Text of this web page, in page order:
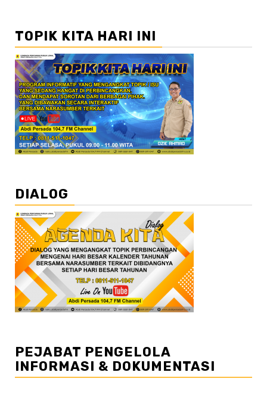
TOPIK KITA HARI INI
DIALOG
PEJABAT PENGELOLA
INFORMASI & DOKUMENTASI